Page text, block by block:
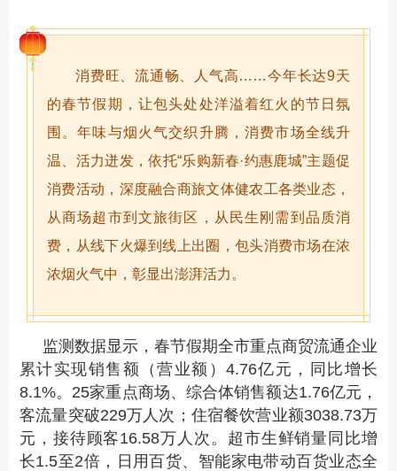
消费旺、流通畅、人气高……今年长达9天
的春节假期，让包头处处洋溢着红火的节日氛
围。年味与烟火气交织升腾，消费市场全线升
温、活力迸发，依托“乐购新春·约惠鹿城”主题促
消费活动，深度融合商旅文体健农工各类业态，
从商场超市到文旅街区，从民生刚需到品质消
费，从线下火爆到线上出圈，包头消费市场在浓
浓烟火气中，彰显出澎湃活力。
监测数据显示，春节假期全市重点商贸流通企业
累计实现销售额（营业额）4.76亿元，同比增长
8.1%。25家重点商场、综合体销售额达1.76亿元，
客流量突破229万人次；住宿餐饮营业额3038.73万
元，接待顾客16.58万人次。超市生鲜销量同比增
长1.5至2倍，日用百货、智能家电带动百货业态全